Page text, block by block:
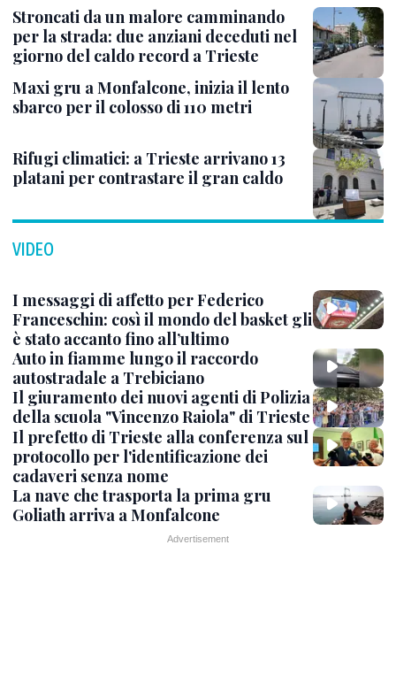
Stroncati da un malore camminando
per la strada: due anziani deceduti nel
giorno del caldo record a Trieste
Maxi gru a Monfalcone, inizia il lento
sbarco per il colosso di 110 metri
Rifugi climatici: a Trieste arrivano 13
platani per contrastare il gran caldo
VIDEO
I messaggi di affetto per Federico
Franceschin: così il mondo del basket gli
è stato accanto fino all’ultimo
Auto in fiamme lungo il raccordo
autostradale a Trebiciano
Il giuramento dei nuovi agenti di Polizia
della scuola "Vincenzo Raiola" di Trieste
Il prefetto di Trieste alla conferenza sul
protocollo per l'identificazione dei
cadaveri senza nome
La nave che trasporta la prima gru
Goliath arriva a Monfalcone